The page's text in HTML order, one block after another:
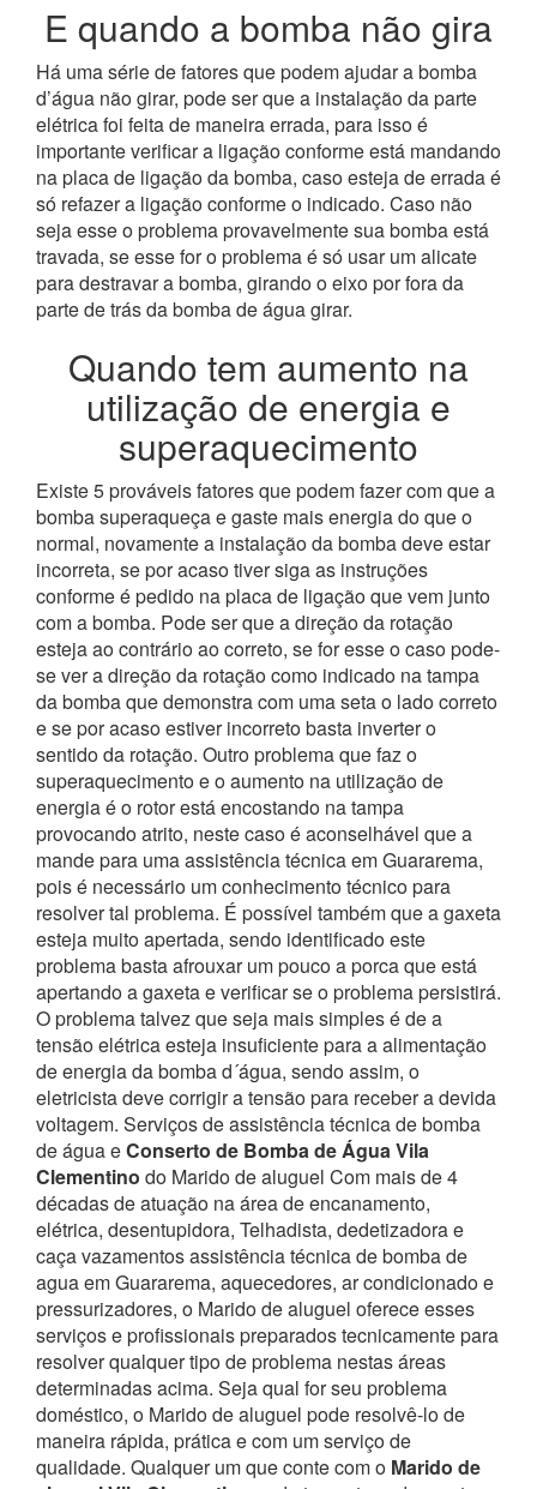
E quando a bomba não gira
Há uma série de fatores que podem ajudar a bomba
d’água não girar, pode ser que a instalação da parte
elétrica foi feita de maneira errada, para isso é
importante verificar a ligação conforme está mandando
na placa de ligação da bomba, caso esteja de errada é
só refazer a ligação conforme o indicado. Caso não
seja esse o problema provavelmente sua bomba está
travada, se esse for o problema é só usar um alicate
para destravar a bomba, girando o eixo por fora da
parte de trás da bomba de água girar.
Quando tem aumento na
utilização de energia e
superaquecimento
Existe 5 prováveis fatores que podem fazer com que a
bomba superaqueça e gaste mais energia do que o
normal, novamente a instalação da bomba deve estar
incorreta, se por acaso tiver siga as instruções
conforme é pedido na placa de ligação que vem junto
com a bomba. Pode ser que a direção da rotação
esteja ao contrário ao correto, se for esse o caso pode-
se ver a direção da rotação como indicado na tampa
da bomba que demonstra com uma seta o lado correto
e se por acaso estiver incorreto basta inverter o
sentido da rotação. Outro problema que faz o
superaquecimento e o aumento na utilização de
energia é o rotor está encostando na tampa
provocando atrito, neste caso é aconselhável que a
mande para uma assistência técnica em Guararema,
pois é necessário um conhecimento técnico para
resolver tal problema. É possível também que a gaxeta
esteja muito apertada, sendo identificado este
problema basta afrouxar um pouco a porca que está
apertando a gaxeta e verificar se o problema persistirá.
O problema talvez que seja mais simples é de a
tensão elétrica esteja insuficiente para a alimentação
de energia da bomba d´água, sendo assim, o
eletricista deve corrigir a tensão para receber a devida
voltagem. Serviços de assistência técnica de bomba
de água eConserto de Bomba de Água Vila
Clementino do Marido de aluguel Com mais de 4
décadas de atuação na área de encanamento,
elétrica, desentupidora, Telhadista, dedetizadora e
caça vazamentos assistência técnica de bomba de
agua em Guararema, aquecedores, ar condicionado e
pressurizadores, o Marido de aluguel oferece esses
serviços e profissionais preparados tecnicamente para
resolver qualquer tipo de problema nestas áreas
determinadas acima. Seja qual for seu problema
doméstico, o Marido de aluguel pode resolvê-lo de
maneira rápida, prática e com um serviço de
qualidade. Qualquer um que conte com o Marido de